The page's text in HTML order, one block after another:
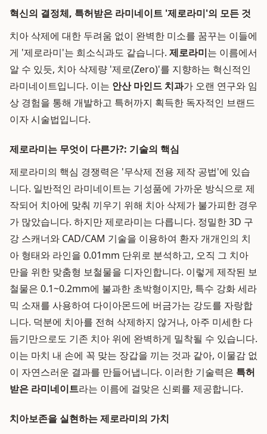
혁신의 결정체, 특허받은 라미네이트 '제로라미'의 모든 것
치아 삭제에 대한 두려움 없이 완벽한 미소를 꿈꾸는 이들에
게 '제로라미'는 희소식과도 같습니다. 제로라미는 이름에서
알 수 있듯, 치아 삭제량 '제로(Zero)'를 지향하는 혁신적인
라미네이트입니다. 이는 안산 마인드 치과가 오랜 연구와 임
상 경험을 통해 개발하고 특허까지 획득한 독자적인 브랜드
이자 시술법입니다.
제로라미는 무엇이 다른가?: 기술의 핵심
제로라미의 핵심 경쟁력은 '무삭제 전용 제작 공법'에 있습
니다. 일반적인 라미네이트는 기성품에 가까운 방식으로 제
작되어 치아에 맞춰 끼우기 위해 치아 삭제가 불가피한 경우
가 많았습니다. 하지만 제로라미는 다릅니다. 정밀한 3D 구
강 스캐너와 CAD/CAM 기술을 이용하여 환자 개개인의 치
아 형태와 라인을 0.01mm 단위로 분석하고, 오직 그 치아
만을 위한 맞춤형 보철물을 디자인합니다. 이렇게 제작된 보
철물은 0.1~0.2mm에 불과한 초박형이지만, 특수 강화 세라
믹 소재를 사용하여 다이아몬드에 버금가는 강도를 자랑합
니다. 덕분에 치아를 전혀 삭제하지 않거나, 아주 미세한 다
듬기만으로도 기존 치아 위에 완벽하게 밀착될 수 있습니다.
이는 마치 내 손에 꼭 맞는 장갑을 끼는 것과 같아, 이물감 없
이 자연스러운 결과를 만들어냅니다. 이러한 기술력은 특허
받은 라미네이트라는 이름에 걸맞은 신뢰를 제공합니다.
치아보존을 실현하는 제로라미의 가치